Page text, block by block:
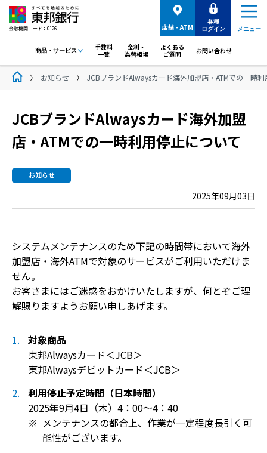
金融機関コード：0126 メニュー
店舗・ATM
各種
ログイン
商品・サービス
手数料
一覧
金利・
為替相場
よくある
ご質問
お問い合わせ
お知らせ JCBブランドAlwaysカード海外加盟店・ATMでの一時
JCBブランドAlwaysカード海外加盟
店・ATMでの一時利用停止について
お知らせ
2025年09月03日
システムメンテナンスのため下記の時間帯において海外
加盟店・海外ATMで対象のサービスがご利用いただけま
せん。
お客さまにはご迷惑をおかけいたしますが、何とぞご理
解賜りますようお願い申しあげます。
対象商品
東邦Alwaysカード＜JCB＞
東邦Alwaysデビットカード＜JCB＞
利用停止予定時間（日本時間）
2025年9月4日（木）4：00～4：40
メンテナンスの都合上、作業が一定程度長引く可
能性がございます。